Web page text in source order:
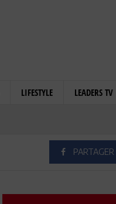
LIFESTYLE LEADERS TV
PARTAGER